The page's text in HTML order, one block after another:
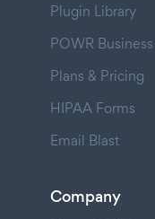
Plugin Library
POWR Business
Plans & Pricing
HIPAA Forms
Email Blast
Company